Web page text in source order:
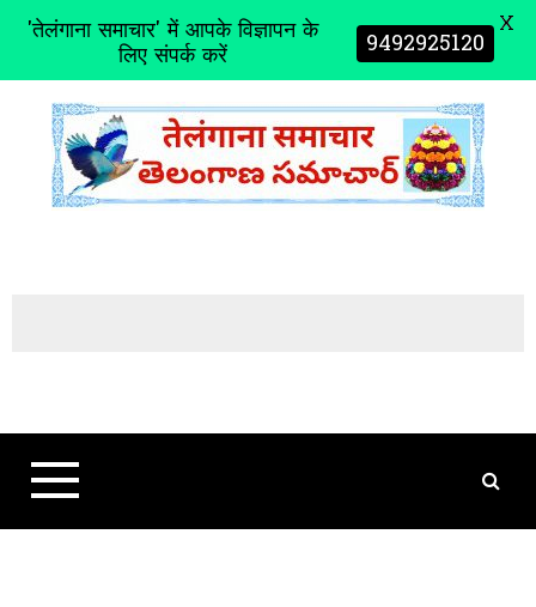
t
'तेलंगाना समाचार' में आपके विज्ञापन के
लिए संपर्क करें 9492925120 X